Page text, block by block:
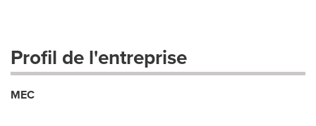
Profil de l'entreprise
MEC